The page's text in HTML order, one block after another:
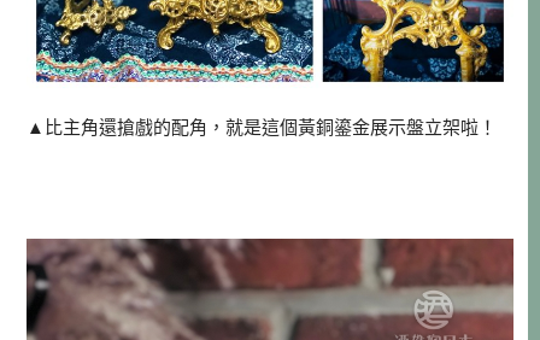
▲比主角還搶戲的配角，就是這個黃銅鎏金展示盤立架啦！